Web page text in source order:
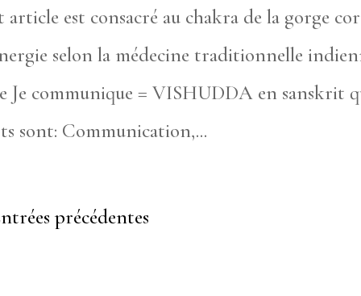
article est consacré au chakra de la gorge
selon la médecine traditionnelle
Je communique = VISHUDDA en sanskrit
sont: Communication,...
précédentes